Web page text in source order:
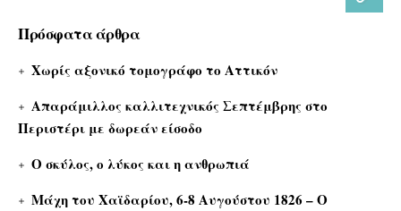
Πρόσφατα άρθρα
Χωρίς αξονικό τομογράφο το Αττικόν
Απαράμιλλος καλλιτεχνικός Σεπτέμβρης στο
Περιστέρι με δωρεάν είσοδο
Ο σκύλος, ο λύκος και η ανθρωπιά
Μάχη του Χαϊδαρίου, 6-8 Αυγούστου 1826 – Ο